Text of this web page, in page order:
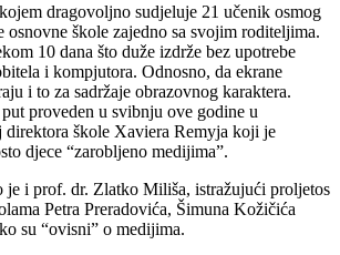
dragovoljno sudjeluje 21 učenik osmog
osnovne škole zajedno sa svojim roditeljima.
10 dana što duže izdrže bez upotrebe
i kompjutora. Odnosno, da ekrane
i to za sadržaje obrazovnog karaktera.
proveden u svibnju ove godine u
direktora škole Xaviera Remyja koji je
djece “zarobljeno medijima”.
je i prof. dr. Zlatko Miliša, istražujući proljetos
Petra Preradovića, Šimuna Kožičića
su “ovisni” o medijima.